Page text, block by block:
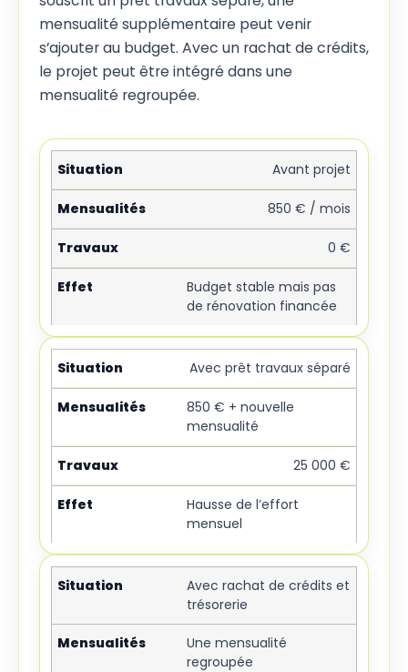
mensualité supplémentaire peut venir
s’ajouter au budget. Avec un rachat de crédits,
le projet peut être intégré dans une
mensualité regroupée.
Avant projet
850 € / mois
0 €
Budget stable mais pas
de rénovation financée
Avec prêt travaux séparé
850 € + nouvelle
mensualité
25 000 €
Hausse de l’effort
mensuel
Avec rachat de crédits et
trésorerie
Une mensualité
regroupée